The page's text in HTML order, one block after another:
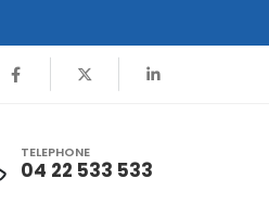
TELEPHONE
04 22 533 533